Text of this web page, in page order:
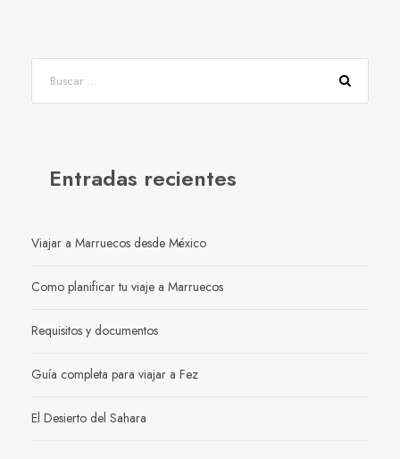
Entradas recientes
Viajar a Marruecos desde México
Como planificar tu viaje a Marruecos
Requisitos y documentos
Guía completa para viajar a Fez
El Desierto del Sahara